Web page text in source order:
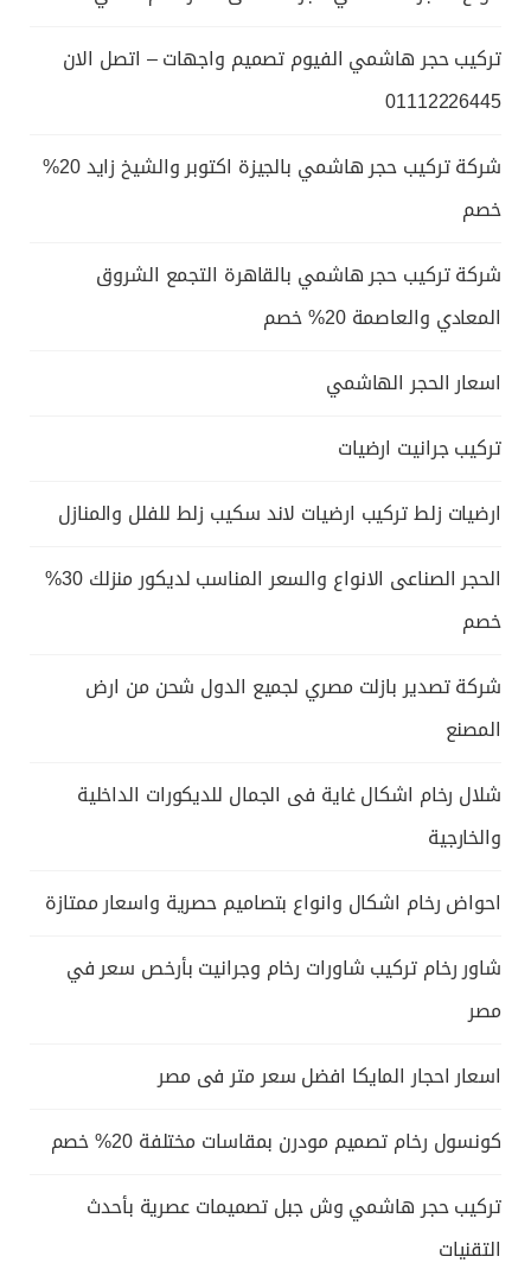
تركيب حجر هاشمي الفيوم تصميم واجهات – اتصل الان
01112226445
شركة تركيب حجر هاشمي بالجيزة اكتوبر والشيخ زايد 20%
خصم
شركة تركيب حجر هاشمي بالقاهرة التجمع الشروق
المعادي والعاصمة 20% خصم
اسعار الحجر الهاشمي
تركيب جرانيت ارضيات
ارضيات زلط تركيب ارضيات لاند سكيب زلط للفلل والمنازل
الحجر الصناعى الانواع والسعر المناسب لديكور منزلك 30%
خصم
شركة تصدير بازلت مصري لجميع الدول شحن من ارض
المصنع
شلال رخام اشكال غاية فى الجمال للديكورات الداخلية
والخارجية
احواض رخام اشكال وانواع بتصاميم حصرية واسعار ممتازة
شاور رخام تركيب شاورات رخام وجرانيت بأرخص سعر في
مصر
اسعار احجار المايكا افضل سعر متر فى مصر
كونسول رخام تصميم مودرن بمقاسات مختلفة 20% خصم
تركيب حجر هاشمي وش جبل تصميمات عصرية بأحدث
التقنيات